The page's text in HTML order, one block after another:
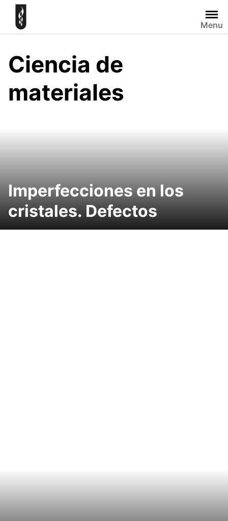
Skip
content
Menu
Ciencia de
materiales
Imperfecciones en los
cristales. Defectos